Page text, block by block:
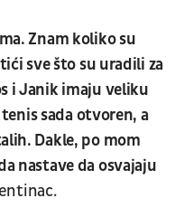
Znam koliko su
sve što su uradili za
i Janik imaju veliku
sada otvoren, a
Dakle, po mom
nastave da osvajaju